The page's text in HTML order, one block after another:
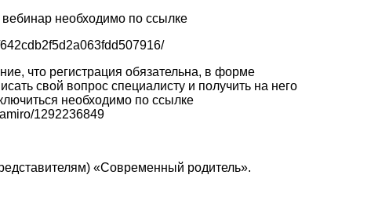
вебинар необходимо по ссылке
что регистрация обязательна, в форме
свой вопрос специалисту и получить на него
необходимо по ссылке
1292236849
«Современный родитель».